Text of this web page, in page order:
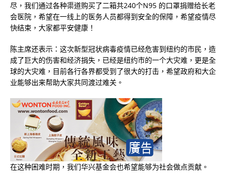
尽，我们通过各种渠道购买了二箱共240个N95 的口罩捐赠给长老
会医院，希望在一线上的医务人员都得到安全的保障，希望疫情尽
快结束，大家都平安健康！
陈主席还表示：这次新型冠状病毒疫情已经危害到纽约的市民，造
成了巨大的伤害和经济捐失，已经是纽约市的一个大灾难，更是全
球的大灾难，目前各行各界都受到了很大的打击，希望政府和大企
业能够出来帮助大家共同渡过难关。
在这种困难时期，我们华兴基金会也希望能够为社会做点贡献。